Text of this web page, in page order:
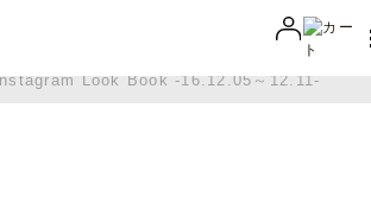
Look Book -16.12.05～12.11-